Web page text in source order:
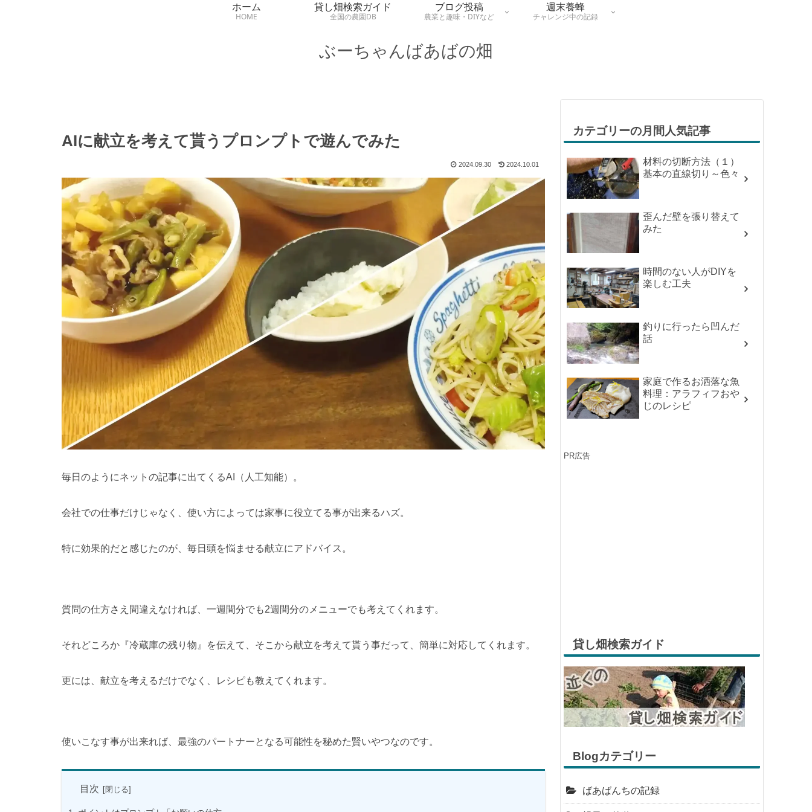
ぶーちゃんばあばの畑
ホーム
HOME
貸し畑検索ガイド
全国の農園DB
ブログ投稿
農業と趣味・DIYなど
週末養蜂
チャレンジ中の記録
AIに献立を考えて貰うプロンプトで遊んでみた
2024.09.30 2024.10.01
毎日のようにネットの記事に出てくるAI（人工知能）。
会社での仕事だけじゃなく、使い方によっては家事に役立てる事が出来るハズ。
特に効果的だと感じたのが、毎日頭を悩ませる献立にアドバイス。
質問の仕方さえ間違えなければ、一週間分でも2週間分のメニューでも考えてくれます。
それどころか『冷蔵庫の残り物』を伝えて、そこから献立を考えて貰う事だって、簡単に対応してくれます。
更には、献立を考えるだけでなく、レシピも教えてくれます。
使いこなす事が出来れば、最強のパートナーとなる可能性を秘めた賢いやつなのです。
目次
カテゴリーの月間人気記事
材料の切断方法（１）
基本の直線切り～色々
歪んだ壁を張り替えて
みた
時間のない人がDIYを
楽しむ工夫
釣りに行ったら凹んだ
話
家庭で作るお洒落な魚
料理：アラフィフおや
じのレシピ
PR広告
貸し畑検索ガイド
Blogカテゴリー
ばあばんちの記録